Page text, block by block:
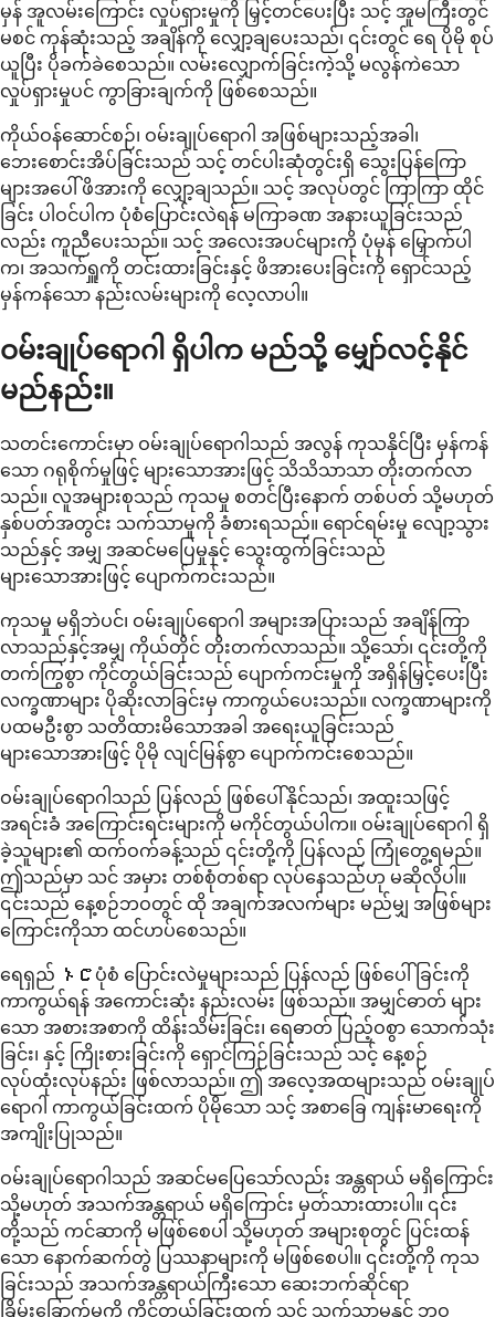
မှန် အူလမ်းကြောင်း လှုပ်ရှားမှုကို မြှင့်တင်ပေးပြီး သင့် အူမကြီးတွင်
မစင် ကုန်ဆုံးသည့် အချိန်ကို လျှော့ချပေးသည်၊ ၎င်းတွင် ရေ ပိုမို စုပ်
ယူပြီး ပိုခက်ခဲစေသည်။ လမ်းလျှောက်ခြင်းကဲ့သို့ မလွန်ကဲသော
လှုပ်ရှားမှုပင် ကွာခြားချက်ကို ဖြစ်စေသည်။
ကိုယ်ဝန်ဆောင်စဉ်၊ ဝမ်းချုပ်ရောဂါ အဖြစ်များသည့်အခါ၊
ဘေးစောင်းအိပ်ခြင်းသည် သင့် တင်ပါးဆုံတွင်းရှိ သွေးပြန်ကြော
များအပေါ် ဖိအားကို လျှော့ချသည်။ သင့် အလုပ်တွင် ကြာကြာ ထိုင်
ခြင်း ပါဝင်ပါက ပုံစံပြောင်းလဲရန် မကြာခဏ အနားယူခြင်းသည်
လည်း ကူညီပေးသည်။ သင့် အလေးအပင်များကို ပုံမှန် မြှောက်ပါ
က၊ အသက်ရှူကို တင်းထားခြင်းနှင့် ဖိအားပေးခြင်းကို ရှောင်သည့်
မှန်ကန်သော နည်းလမ်းများကို လေ့လာပါ။
ဝမ်းချုပ်ရောဂါ ရှိပါက မည်သို့ မျှော်လင့်နိုင်
မည်နည်း။
သတင်းကောင်းမှာ ဝမ်းချုပ်ရောဂါသည် အလွန် ကုသနိုင်ပြီး မှန်ကန်
သော ဂရုစိုက်မှုဖြင့် များသောအားဖြင့် သိသိသာသာ တိုးတက်လာ
သည်။ လူအများစုသည် ကုသမှု စတင်ပြီးနောက် တစ်ပတ် သို့မဟုတ်
နှစ်ပတ်အတွင်း သက်သာမှုကို ခံစားရသည်။ ရောင်ရမ်းမှု လျော့သွား
သည်နှင့် အမျှ အဆင်မပြေမှုနှင့် သွေးထွက်ခြင်းသည်
များသောအားဖြင့် ပျောက်ကင်းသည်။
ကုသမှု မရှိဘဲပင်၊ ဝမ်းချုပ်ရောဂါ အများအပြားသည် အချိန်ကြာ
လာသည်နှင့်အမျှ ကိုယ်တိုင် တိုးတက်လာသည်။ သို့သော်၊ ၎င်းတို့ကို
တက်ကြွစွာ ကိုင်တွယ်ခြင်းသည် ပျောက်ကင်းမှုကို အရှိန်မြှင့်ပေးပြီး
လက္ခဏာများ ပိုဆိုးလာခြင်းမှ ကာကွယ်ပေးသည်။ လက္ခဏာများကို
ပထမဦးစွာ သတိထားမိသောအခါ အရေးယူခြင်းသည်
များသောအားဖြင့် ပိုမို လျင်မြန်စွာ ပျောက်ကင်းစေသည်။
ဝမ်းချုပ်ရောဂါသည် ပြန်လည် ဖြစ်ပေါ်နိုင်သည်၊ အထူးသဖြင့်
အရင်းခံ အကြောင်းရင်းများကို မကိုင်တွယ်ပါက။ ဝမ်းချုပ်ရောဂါ ရှိ
ခဲ့သူများ၏ ထက်ဝက်ခန့်သည် ၎င်းတို့ကို ပြန်လည် ကြုံတွေ့ရမည်။
ဤသည်မှာ သင် အမှား တစ်စုံတစ်ရာ လုပ်နေသည်ဟု မဆိုလိုပါ။
၎င်းသည် နေ့စဉ်ဘဝတွင် ထို အချက်အလက်များ မည်မျှ အဖြစ်များ
ကြောင်းကိုသာ ထင်ဟပ်စေသည်။
ရေရှည် ኑሮပုံစံ ပြောင်းလဲမှုများသည် ပြန်လည် ဖြစ်ပေါ်ခြင်းကို
ကာကွယ်ရန် အကောင်းဆုံး နည်းလမ်း ဖြစ်သည်။ အမျှင်ဓာတ် များ
သော အစားအစာကို ထိန်းသိမ်းခြင်း၊ ရေဓာတ် ပြည့်ဝစွာ သောက်သုံး
ခြင်း၊ နှင့် ကြိုးစားခြင်းကို ရှောင်ကြဉ်ခြင်းသည် သင့် နေ့စဉ်
လုပ်ထုံးလုပ်နည်း ဖြစ်လာသည်။ ဤ အလေ့အထများသည် ဝမ်းချုပ်
ရောဂါ ကာကွယ်ခြင်းထက် ပိုမိုသော သင့် အစာခြေ ကျန်းမာရေးကို
အကျိုးပြုသည်။
ဝမ်းချုပ်ရောဂါသည် အဆင်မပြေသော်လည်း အန္တရာယ် မရှိကြောင်း
သို့မဟုတ် အသက်အန္တရာယ် မရှိကြောင်း မှတ်သားထားပါ။ ၎င်း
တို့သည် ကင်ဆာကို မဖြစ်စေပါ သို့မဟုတ် အများစုတွင် ပြင်းထန်
သော နောက်ဆက်တွဲ ပြဿနာများကို မဖြစ်စေပါ။ ၎င်းတို့ကို ကုသ
ခြင်းသည် အသက်အန္တရာယ်ကြီးသော ဆေးဘက်ဆိုင်ရာ
ခြိမ်းခြောက်မှုကို ကိုင်တွယ်ခြင်းထက် သင့် သက်သာမှုနှင့် ဘဝ